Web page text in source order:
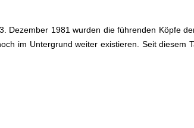
Dezember 1981 wurden die führenden Köpfe
im Untergrund weiter existieren. Seit diesem